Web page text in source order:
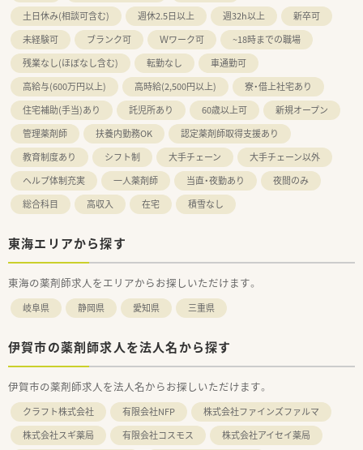
土日休み(相談可含む)
週休2.5日以上 週32h以上
新卒可
未経験可
ブランク可 Ｗワーク可
~18時までの職場
残業なし(ほぼなし含む)
転勤なし
車通勤可
高給与(600万円以上)
高時給(2,500円以上)
寮・借上社宅あり
住宅補助(手当)あり
託児所あり 60歳以上可
新規オープン
管理薬剤師
扶養内勤務OK
認定薬剤師取得支援あり
教育制度あり
シフト制 大手チェーン
大手チェーン以外
ヘルプ体制充実
一人薬剤師 当直・夜勤あり
夜間のみ
総合科目
高収入 在宅 積雪なし
東海エリアから探す
東海の薬剤師求人をエリアからお探しいただけます。
岐阜県 静岡県 愛知県 三重県
伊賀市の薬剤師求人を法人名から探す
伊賀市の薬剤師求人を法人名からお探しいただけます。
クラフト株式会社 有限会社NFP
株式会社ファインズファルマ
株式会社スギ薬局
有限会社コスモス
株式会社アイセイ薬局